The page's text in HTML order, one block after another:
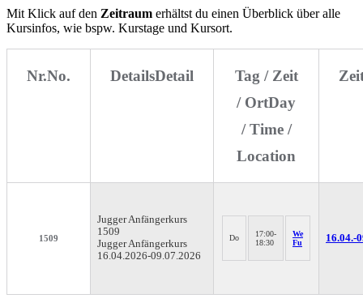
Mit Klick auf den Zeitraum erhältst du einen Überblick über alle
Kursinfos, wie bspw. Kurstage und Kursort.
Nr.No. DetailsDetail
Tag / Zeit
/ OrtDay
/ Time /
Location
1509
JuggerAnfängerkurs
1509
Jugger Anfängerkurs
16.04.2026-09.07.2026
Do
17:00-
18:30
We
Fu
16.04.-